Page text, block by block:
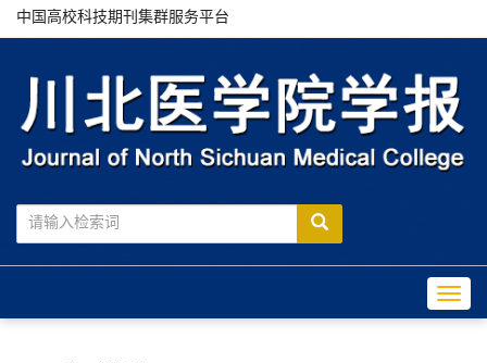
中国高校科技期刊集群服务平台